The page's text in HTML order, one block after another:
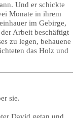
Und er schickte
Monate in ihrem
im Gebirge,
Arbeit beschäftigt
zu legen, behauene
das Holz und
sie.